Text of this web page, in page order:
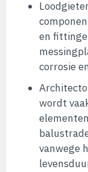
en
corrosie
wordt
vanwege